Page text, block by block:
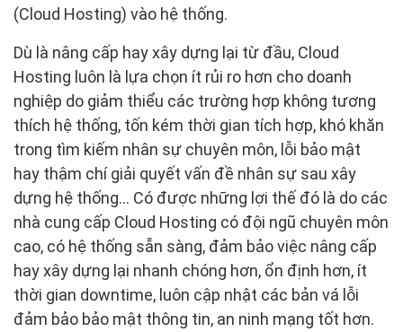
(Cloud Hosting) vào hệ thống.
Dù là nâng cấp hay xây dựng lại từ đầu, Cloud
Hosting luôn là lựa chọn ít rủi ro hơn cho doanh
nghiệp do giảm thiểu các trường hợp không tương
thích hệ thống, tốn kém thời gian tích hợp, khó khăn
trong tìm kiếm nhân sự chuyên môn, lỗi bảo mật
hay thậm chí giải quyết vấn đề nhân sự sau xây
dựng hệ thống... Có được những lợi thế đó là do các
nhà cung cấp Cloud Hosting có đội ngũ chuyên môn
cao, có hệ thống sẵn sàng, đảm bảo việc nâng cấp
hay xây dựng lại nhanh chóng hơn, ổn định hơn, ít
thời gian downtime, luôn cập nhật các bản vá lỗi
đảm bảo bảo mật thông tin, an ninh mạng tốt hơn.